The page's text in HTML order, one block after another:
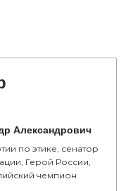
Александрович
по этике, сенатор
Герой России,
чемпион